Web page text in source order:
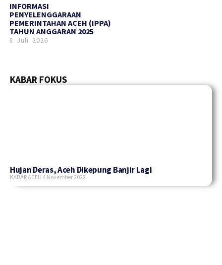
INFORMASI
PENYELENGGARAAN
PEMERINTAHAN ACEH (IPPA)
TAHUN ANGGARAN 2025
8 Juli 2026
KABAR FOKUS
Hujan Deras, Aceh Dikepung Banjir Lagi
KABAR ACEH 4 November 2022